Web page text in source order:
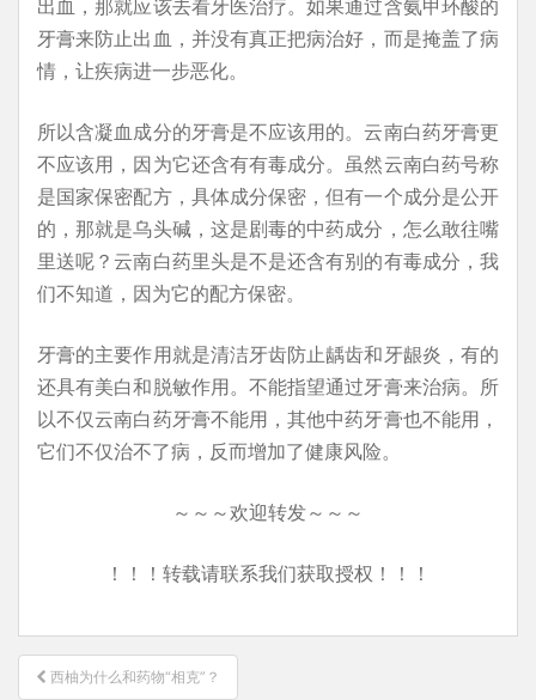
牙膏来防止出血，并没有真正把病治好，而是掩盖了病
情，让疾病进一步恶化。
所以含凝血成分的牙膏是不应该用的。云南白药牙膏更
不应该用，因为它还含有有毒成分。虽然云南白药号称
是国家保密配方，具体成分保密，但有一个成分是公开
的，那就是乌头碱，这是剧毒的中药成分，怎么敢往嘴
里送呢？云南白药里头是不是还含有别的有毒成分，我
们不知道，因为它的配方保密。
牙膏的主要作用就是清洁牙齿防止龋齿和牙龈炎，有的
还具有美白和脱敏作用。不能指望通过牙膏来治病。所
以不仅云南白药牙膏不能用，其他中药牙膏也不能用，
它们不仅治不了病，反而增加了健康风险。
～～～欢迎转发～～～
！！！转载请联系我们获取授权！！！
文 西柚为什么和药物“相克”？